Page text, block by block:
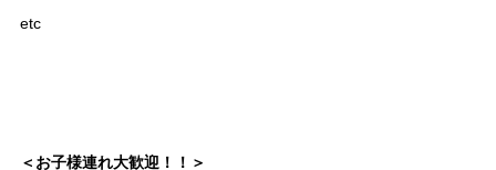
etc
＜お子様連れ大歓迎！！＞